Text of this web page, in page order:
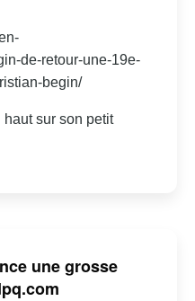
de-retour-une-19e-
begin/
sur son petit
une grosse